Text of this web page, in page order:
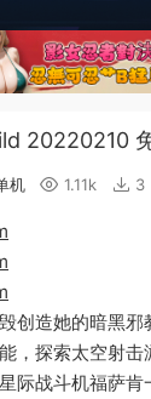
20220210
机 1.11k 3
创造她的暗黑
，探索太空射
际战斗机福萨